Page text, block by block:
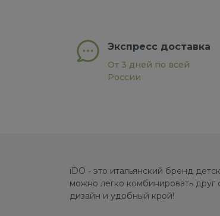
Экспресс доставка
От 3 дней по всей
России
iDO - это итальянский бренд
можно легко комбинировать друг
дизайн и удобный крой!